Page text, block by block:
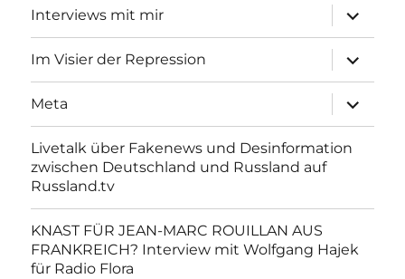
Interviews mit mir
anzeigen
Im Visier der Repression
anzeigen
Meta
anzeigen
Livetalk über Fakenews und Desinformation
zwischen Deutschland und Russland auf
Russland.tv
KNAST FÜR JEAN-MARC ROUILLAN AUS
FRANKREICH? Interview mit Wolfgang Hajek
für Radio Flora